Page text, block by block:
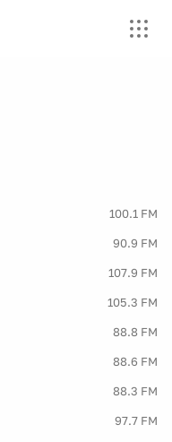
100.1 FM
90.9 FM
107.9 FM
105.3 FM
88.8 FM
88.6 FM
88.3 FM
97.7 FM